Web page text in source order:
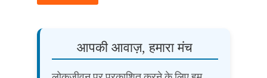
आपकी आवाज़, हमारा मंच